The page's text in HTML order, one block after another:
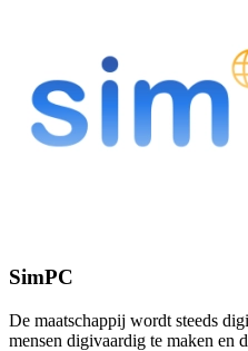
SimPC
De maatschappij wordt steeds
mensen digivaardig te maken en